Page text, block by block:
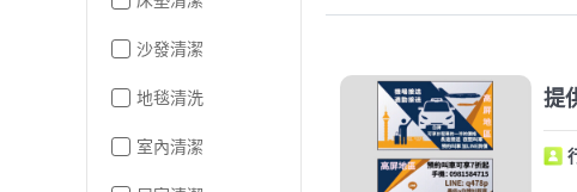
沙發清潔
地毯清洗
室內清潔
提